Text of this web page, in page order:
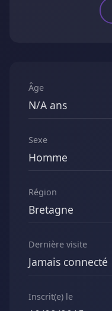
Âge
N/A ans
Sexe
Homme
Région
Bretagne
Dernière visite
Jamais connecté
Inscrit(e) le